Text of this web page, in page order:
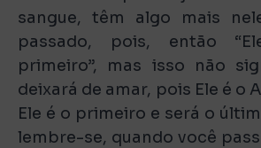
sangue, têm algo mais
passado, pois, então
primeiro”, mas isso não
deixará de amar, pois Ele é o
Ele é o primeiro e será o
lembre-se, quando você